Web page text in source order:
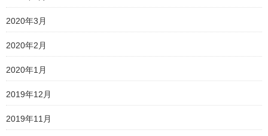
2020年3月
2020年2月
2020年1月
2019年12月
2019年11月